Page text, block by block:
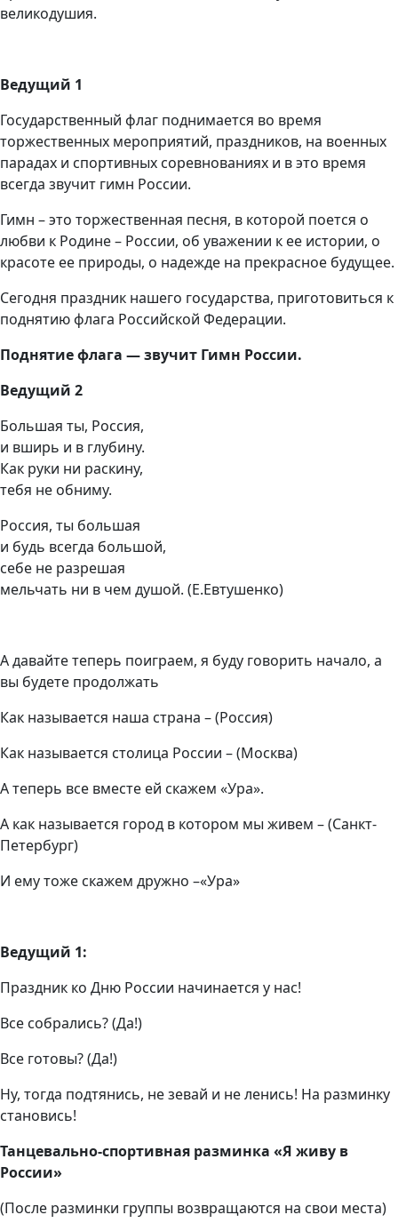
великодушия.
Ведущий 1
Государственный флаг поднимается во время
торжественных мероприятий, праздников, на военных
парадах и спортивных соревнованиях и в это время
всегда звучит гимн России.
Гимн – это торжественная песня, в которой поется о
любви к Родине – России, об уважении к ее истории, о
красоте ее природы, о надежде на прекрасное будущее.
Сегодня праздник нашего государства, приготовиться к
поднятию флага Российской Федерации.
Поднятие флага — звучит Гимн России.
Ведущий 2
Большая ты, Россия,
и вширь и в глубину.
Как руки ни раскину,
тебя не обниму.
Россия, ты большая
и будь всегда большой,
себе не разрешая
мельчать ни в чем душой. (Е.Евтушенко)
А давайте теперь поиграем, я буду говорить начало, а
вы будете продолжать
Как называется наша страна – (Россия)
Как называется столица России – (Москва)
А теперь все вместе ей скажем «Ура».
А как называется город в котором мы живем – (Санкт-
Петербург)
И ему тоже скажем дружно –«Ура»
Ведущий 1:
Праздник ко Дню России начинается у нас!
Все собрались? (Да!)
Все готовы? (Да!)
Ну, тогда подтянись, не зевай и не ленись! На разминку
становись!
Танцевально-спортивная разминка «Я живу в
России»
(После разминки группы возвращаются на свои места)